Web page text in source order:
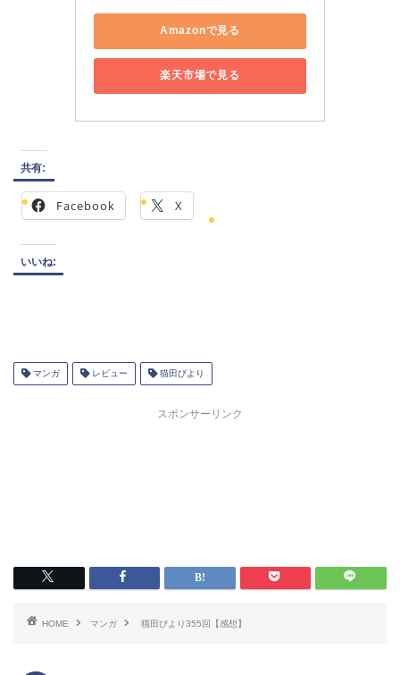
Amazonで見る
楽天市場で見る
共有:
Facebook X
いいね:
マンガ レビュー 猫田びより
スポンサーリンク
HOME マンガ 猫田びより355回【感想】